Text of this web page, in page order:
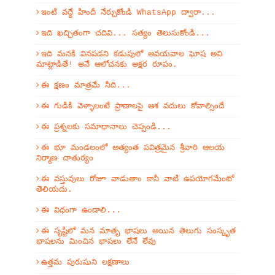
ఇంటి వద్దే హిందీ నేర్చుకోండి WhatsApp ద్వారా...
ఇది ఖచ్చితంగా చదివి... సత్యం తెలుసుకోండి...
ఇది మనకి వినపడని కడుపులో అవయవాల ఘోష అవి
మాట్లాడితే! అనే ఆలోచనకు అక్షర రూపం.
ఈ క్షణం మాత్రమే నీది...
ఈ గుడికి వెళ్ళాలంటే ప్రాణాలపై ఆశ వదులు కోవాల్సిందే
ఈ ప్రశ్నలకు సమాధానాలు చెప్పండి...
ఈ భూ మండలంలో అత్యంత పవిత్రమైన శ్రీవారి ఆలయ
నిర్మాణ చాతుర్యం
ఈ వస్తువులు రోజూ వాడుతాం కానీ వాటి ఉపయోగమేంటో
తెలియదు.
ఈ విధంగా ఉండాలి...
ఈ సృష్టిలో మన మాతృ భాషలు అయిన తెలుగు సంస్కృత
భాషలను మించిన భాషలు లేనే లేవు
ఉత్తమ పురుషుని లక్షణాలు